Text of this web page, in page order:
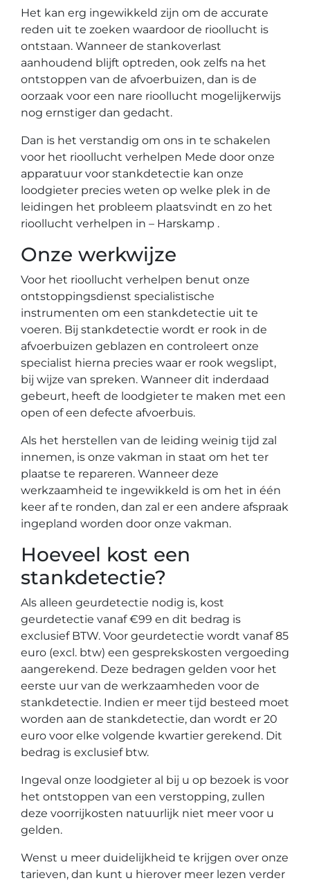
Het kan erg ingewikkeld zijn om de accurate
reden uit te zoeken waardoor de rioollucht is
ontstaan. Wanneer de stankoverlast
aanhoudend blijft optreden, ook zelfs na het
ontstoppen van de afvoerbuizen, dan is de
oorzaak voor een nare rioollucht mogelijkerwijs
nog ernstiger dan gedacht.
Dan is het verstandig om ons in te schakelen
voor het rioollucht verhelpen Mede door onze
apparatuur voor stankdetectie kan onze
loodgieter precies weten op welke plek in de
leidingen het probleem plaatsvindt en zo het
rioollucht verhelpen in – Harskamp .
Onze werkwijze
Voor het rioollucht verhelpen benut onze
ontstoppingsdienst specialistische
instrumenten om een stankdetectie uit te
voeren. Bij stankdetectie wordt er rook in de
afvoerbuizen geblazen en controleert onze
specialist hierna precies waar er rook wegslipt,
bij wijze van spreken. Wanneer dit inderdaad
gebeurt, heeft de loodgieter te maken met een
open of een defecte afvoerbuis.
Als het herstellen van de leiding weinig tijd zal
innemen, is onze vakman in staat om het ter
plaatse te repareren. Wanneer deze
werkzaamheid te ingewikkeld is om het in één
keer af te ronden, dan zal er een andere afspraak
ingepland worden door onze vakman.
Hoeveel kost een
stankdetectie?
Als alleen geurdetectie nodig is, kost
geurdetectie vanaf €99 en dit bedrag is
exclusief BTW. Voor geurdetectie wordt vanaf 85
euro (excl. btw) een gesprekskosten vergoeding
aangerekend. Deze bedragen gelden voor het
eerste uur van de werkzaamheden voor de
stankdetectie. Indien er meer tijd besteed moet
worden aan de stankdetectie, dan wordt er 20
euro voor elke volgende kwartier gerekend. Dit
bedrag is exclusief btw.
Ingeval onze loodgieter al bij u op bezoek is voor
het ontstoppen van een verstopping, zullen
deze voorrijkosten natuurlijk niet meer voor u
gelden.
Wenst u meer duidelijkheid te krijgen over onze
tarieven, dan kunt u hierover meer lezen verder